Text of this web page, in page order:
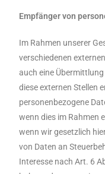
Empfänger von
Im Rahmen unserer
verschiedenen
auch eine
diese externen Stellen
personenbezogene
wenn dies im Rahmen
wenn wir gesetzlich
von Daten an
Interesse nach Art. 6